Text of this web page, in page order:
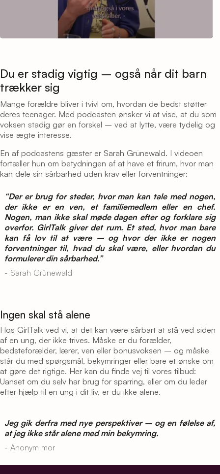
indhold.
Du er stadig vigtig – også når dit barn
trækker sig
Mange forældre bliver i tvivl om, hvordan de bedst støtter
deres teenager. Med podcasten ønsker vi at vise, at du som
voksen stadig gør en forskel – ved at lytte, være tydelig og
vise ægte interesse.
En af podcastens gæster er Sarah Grünewald. I videoen
fortæller hun om betydningen af at have et frirum, hvor man
kan dele sin sårbarhed uden krav eller forventninger:
“Der er brug for steder, hvor man kan tale med nogen,
der ikke er en ven, et familiemedlem eller en chef.
Nogen, man ikke skal møde dagen efter og forklare sig
overfor. GirlTalk giver det rum. Et sted, hvor man bare
kan få lov til at være – og hvor der ikke er nogen
forventninger til, hvad du skal være, eller hvordan du
formulerer din sårbarhed.”
- Sarah Grünewald
Ingen skal stå alene
Hos GirlTalk ved vi, at det kan være sårbart at stå ved siden
af en ung, der ikke trives. Måske er du forælder,
bedsteforælder, lærer, ven eller bonusvoksen – og måske
står du med spørgsmål, bekymringer eller bare et ønske om
at gøre det rigtige. Her kan du finde vej til vores tilbud:
Uanset om du selv har brug for sparring, eller om du leder
efter hjælp til en ung i dit liv, er du ikke alene.
Jeg gik derfra med nye perspektiver – og en følelse af,
at jeg ikke står alene med min bekymring.
- Anonym mor